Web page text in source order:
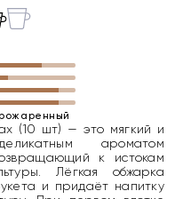
(10 шт) — это мягкий и
ароматом
к истокам
Лёгкая обжарка
и придаёт напитку